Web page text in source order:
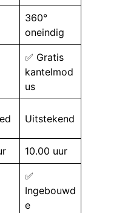
360°
oneindig
✅ Gratis
kantelmod
us
Uitstekend
10.00 uur
✅
Ingebouwd
e